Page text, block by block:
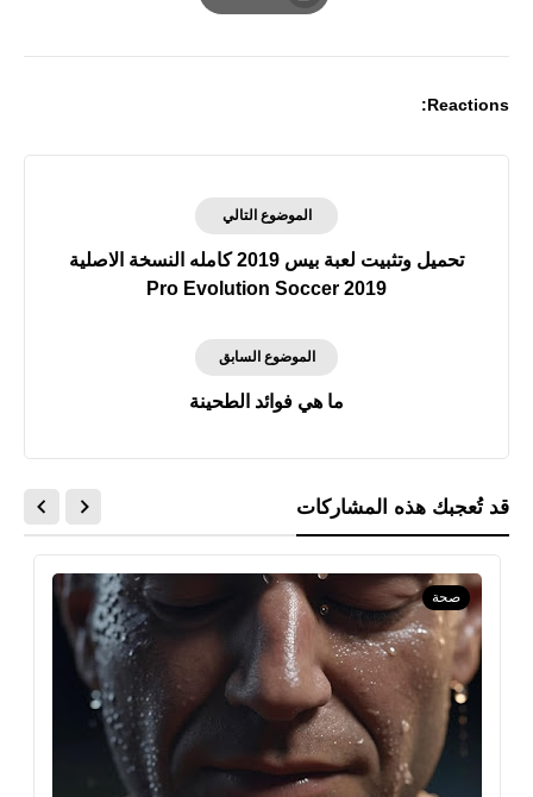
Reactions:
الموضوع التالي
تحميل وتثبيت لعبة بيس 2019 كامله النسخة الاصلية
Pro Evolution Soccer 2019
الموضوع السابق
ما هي فوائد الطحينة
قد تُعجبك هذه المشاركات
صحة